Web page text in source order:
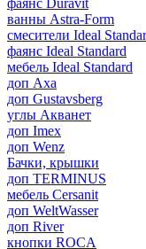
фаянс Duravit
ванны Astra-Form
смесители Ideal
фаянс Ideal Standard
мебель Ideal Standard
доп Axa
доп Gustavsberg
углы Акванет
доп Imex
доп Wenz
Бачки, крышки
доп TERMINUS
мебель Cersanit
доп WeltWasser
доп River
кнопки ROCA